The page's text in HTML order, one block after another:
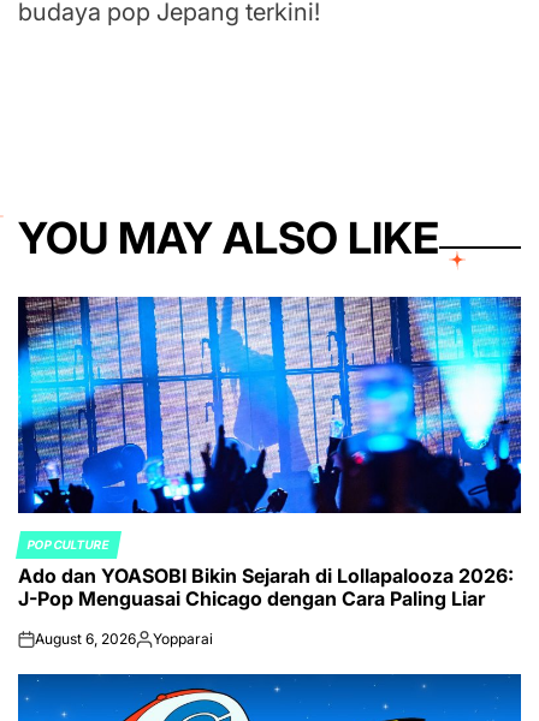
budaya pop Jepang terkini!
YOU MAY ALSO LIKE
POSTED
IN
POP CULTURE
Ado dan YOASOBI Bikin Sejarah di Lollapalooza 2026:
J-Pop Menguasai Chicago dengan Cara Paling Liar
onAugust 6, 2026Posted
Yopparai